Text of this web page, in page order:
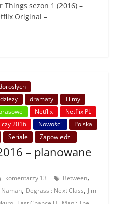
sezon 1 (2016) –
Original –
dramaty
Filmy
Netflix
Netflix PL
2016
Nowości
Polska
Seriale Zapowiedzi
– planowane
komentarzy 13 Between,
, Degrassi: Next Class, Jim